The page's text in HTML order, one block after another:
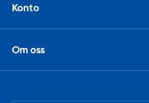
Konto
Om oss